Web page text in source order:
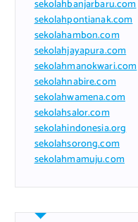
sekolahbanjarbaru.com
sekolahpontianak.com
sekolahambon.com
sekolahjayapura.com
sekolahmanokwari.com
sekolahnabire.com
sekolahwamena.com
sekolahsalor.com
sekolahindonesia.org
sekolahsorong.com
sekolahmamuju.com